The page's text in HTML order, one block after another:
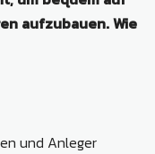
aufzubauen. Wie
und Anleger